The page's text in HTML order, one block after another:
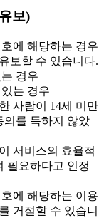
보)
에 해당하는 경우
보할 수 있습니다.
경우
는 경우
사람이 14세 미만
의를 득하지 않았
서비스의 효율적
필요하다고 인정
에 해당하는 이용
거절할 수 있습니